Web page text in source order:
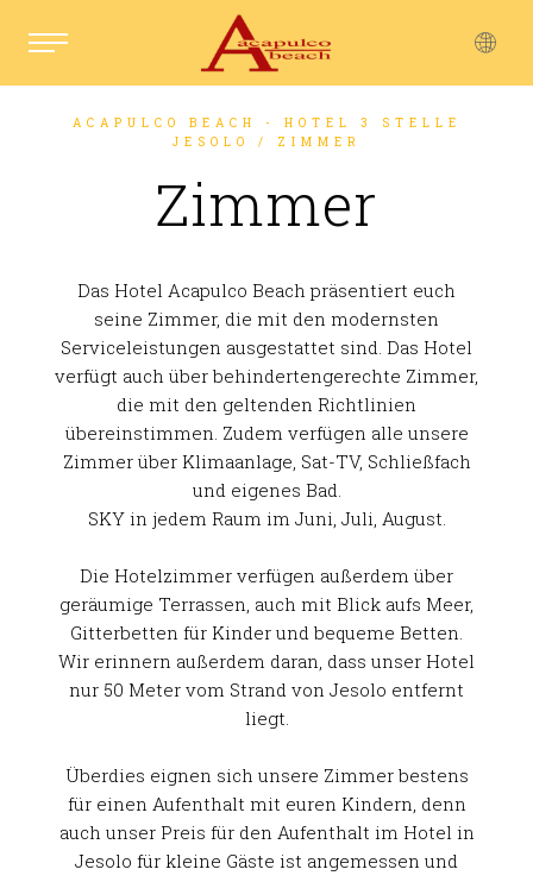
ACAPULCO BEACH - HOTEL 3 STELLE
JESOLO
/ ZIMMER
Zimmer
Das Hotel Acapulco Beach präsentiert euch
seine Zimmer, die mit den modernsten
Serviceleistungen ausgestattet sind. Das Hotel
verfügt auch über behindertengerechte Zimmer,
die mit den geltenden Richtlinien
übereinstimmen. Zudem verfügen alle unsere
Zimmer über Klimaanlage, Sat-TV, Schließfach
und eigenes Bad.
SKY in jedem Raum im Juni, Juli, August.
Die Hotelzimmer verfügen außerdem über
geräumige Terrassen, auch mit Blick aufs Meer,
Gitterbetten für Kinder und bequeme Betten.
Wir erinnern außerdem daran, dass unser Hotel
nur 50 Meter vom Strand von Jesolo entfernt
liegt.
Überdies eignen sich unsere Zimmer bestens
für einen Aufenthalt mit euren Kindern, denn
auch unser Preis für den Aufenthalt im Hotel in
Jesolo für kleine Gäste ist angemessen und